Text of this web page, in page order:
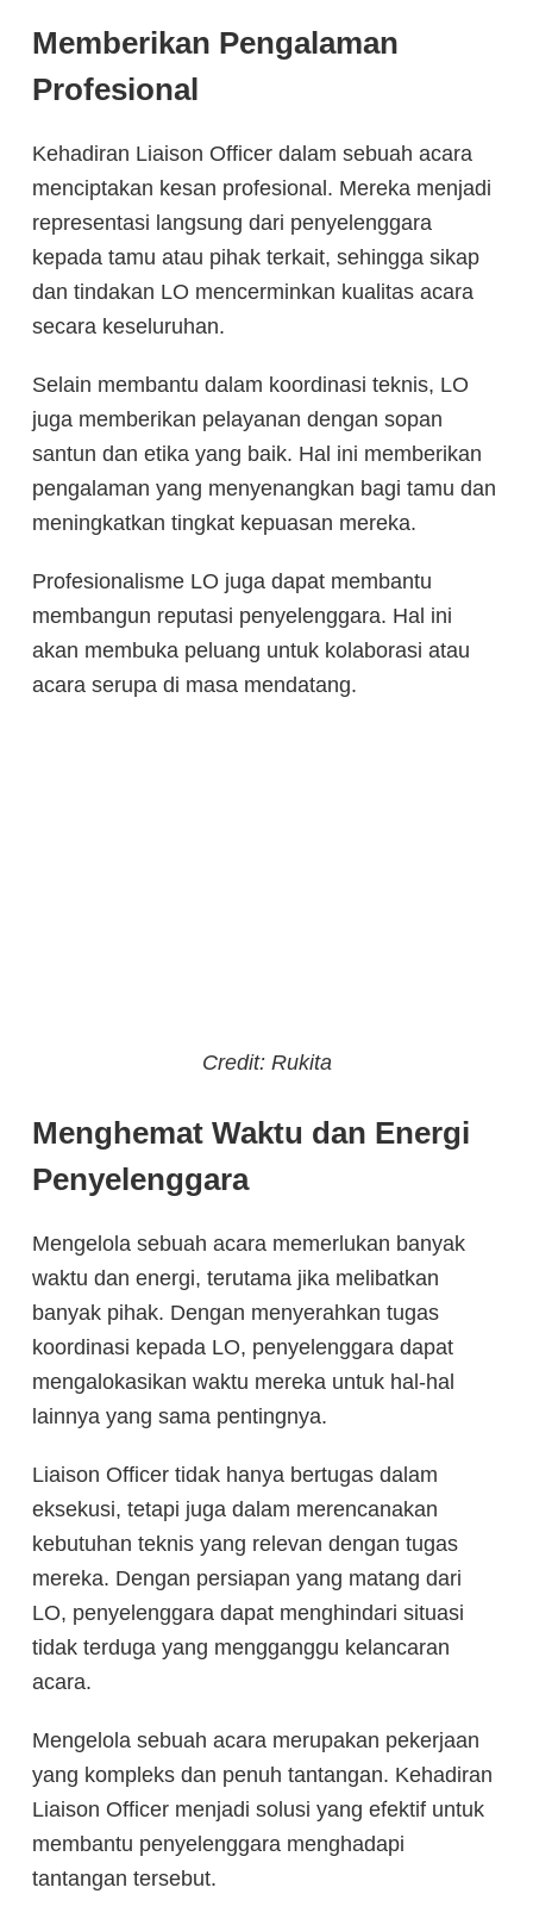
Memberikan Pengalaman
Profesional
Kehadiran Liaison Officer dalam sebuah acara
menciptakan kesan profesional. Mereka menjadi
representasi langsung dari penyelenggara
kepada tamu atau pihak terkait, sehingga sikap
dan tindakan LO mencerminkan kualitas acara
secara keseluruhan.
Selain membantu dalam koordinasi teknis, LO
juga memberikan pelayanan dengan sopan
santun dan etika yang baik. Hal ini memberikan
pengalaman yang menyenangkan bagi tamu dan
meningkatkan tingkat kepuasan mereka.
Profesionalisme LO juga dapat membantu
membangun reputasi penyelenggara. Hal ini
akan membuka peluang untuk kolaborasi atau
acara serupa di masa mendatang.
Credit: Rukita
Menghemat Waktu dan Energi
Penyelenggara
Mengelola sebuah acara memerlukan banyak
waktu dan energi, terutama jika melibatkan
banyak pihak. Dengan menyerahkan tugas
koordinasi kepada LO, penyelenggara dapat
mengalokasikan waktu mereka untuk hal-hal
lainnya yang sama pentingnya.
Liaison Officer tidak hanya bertugas dalam
eksekusi, tetapi juga dalam merencanakan
kebutuhan teknis yang relevan dengan tugas
mereka. Dengan persiapan yang matang dari
LO, penyelenggara dapat menghindari situasi
tidak terduga yang mengganggu kelancaran
acara.
Mengelola sebuah acara merupakan pekerjaan
yang kompleks dan penuh tantangan. Kehadiran
Liaison Officer menjadi solusi yang efektif untuk
membantu penyelenggara menghadapi
tantangan tersebut.